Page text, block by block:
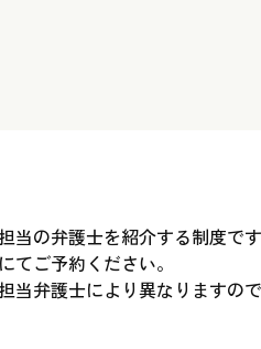
の弁護士を紹介する制度です
てご予約ください。
当弁護士により異なりますの